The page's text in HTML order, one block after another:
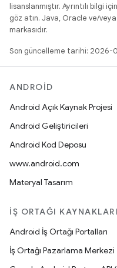
lisanslanmıştır. Ayrıntılı bilgi için
göz atın. Java, Oracle ve/
markasıdır.
Son güncelleme tarihi: 2026-
ANDROID
Android Açık Kaynak Projesi
Android Geliştiricileri
Android Kod Deposu
www.android.com
Materyal Tasarım
İŞ ORTAĞI KAYNAKLARI
Android İş Ortağı Portalları
İş Ortağı Pazarlama Merkezi